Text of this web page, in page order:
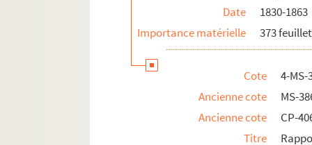
Date
1830-1863
Importance matérielle
373
Cote
4-MS-
Ancienne cote
MS-
Ancienne cote
CP-
Titre